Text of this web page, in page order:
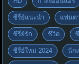
ซีรี่ย์แนะนำ แฟนต
ซีรี่ย์รัก ชีวิต
ซีรี่ย์ใหม่ 2024 นัก